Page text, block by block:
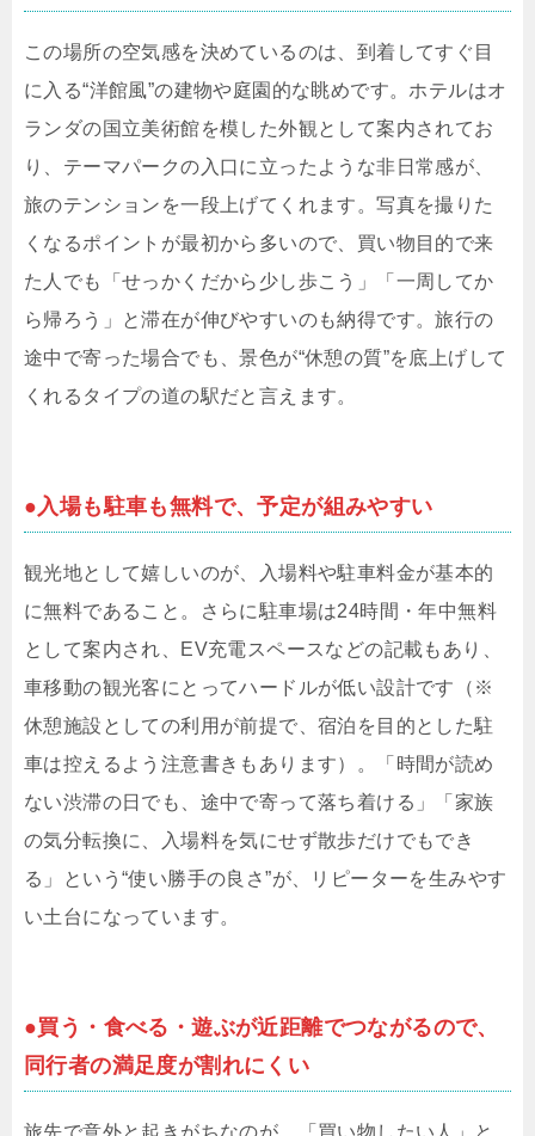
この場所の空気感を決めているのは、到着してすぐ目
に入る“洋館風”の建物や庭園的な眺めです。ホテルはオ
ランダの国立美術館を模した外観として案内されてお
り、テーマパークの入口に立ったような非日常感が、
旅のテンションを一段上げてくれます。写真を撮りた
くなるポイントが最初から多いので、買い物目的で来
た人でも「せっかくだから少し歩こう」「一周してか
ら帰ろう」と滞在が伸びやすいのも納得です。旅行の
途中で寄った場合でも、景色が“休憩の質”を底上げして
くれるタイプの道の駅だと言えます。
●入場も駐車も無料で、予定が組みやすい
観光地として嬉しいのが、入場料や駐車料金が基本的
に無料であること。さらに駐車場は24時間・年中無料
として案内され、EV充電スペースなどの記載もあり、
車移動の観光客にとってハードルが低い設計です（※
休憩施設としての利用が前提で、宿泊を目的とした駐
車は控えるよう注意書きもあります）。「時間が読め
ない渋滞の日でも、途中で寄って落ち着ける」「家族
の気分転換に、入場料を気にせず散歩だけでもでき
る」という“使い勝手の良さ”が、リピーターを生みやす
い土台になっています。
●買う・食べる・遊ぶが近距離でつながるので、
同行者の満足度が割れにくい
旅先で意外と起きがちなのが、「買い物したい人」と